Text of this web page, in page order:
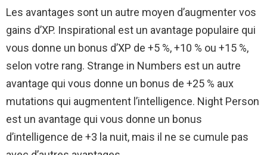
Les avantages sont un autre moyen d’augmenter vos
gains d’XP. Inspirational est un avantage populaire qui
vous donne un bonus d’XP de +5 %, +10 % ou +15 %,
selon votre rang. Strange in Numbers est un autre
avantage qui vous donne un bonus de +25 % aux
mutations qui augmentent l’intelligence. Night Person
est un avantage qui vous donne un bonus
d’intelligence de +3 la nuit, mais il ne se cumule pas